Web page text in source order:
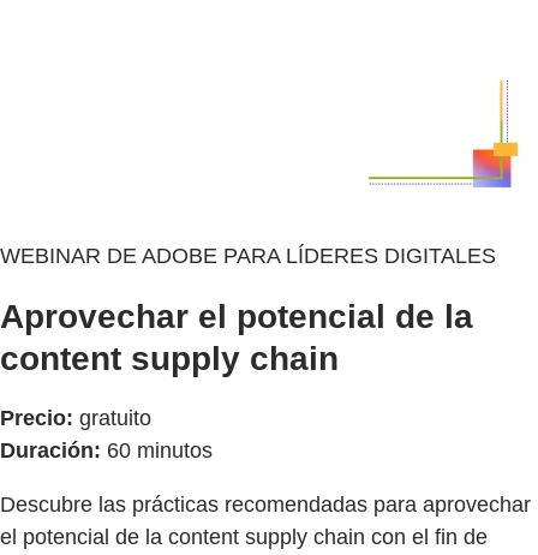
WEBINAR DE ADOBE PARA LÍDERES DIGITALES
Aprovechar el potencial de la
content supply chain
Precio: gratuito
Duración: 60 minutos
Descubre las prácticas recomendadas para aprovechar
el potencial de la content supply chain con el fin de